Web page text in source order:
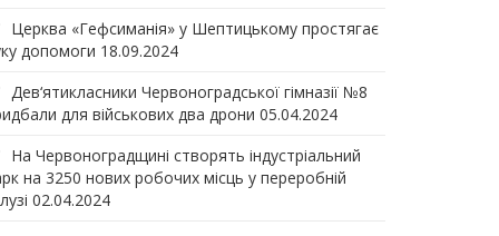
Церква «Гефсиманія» у Шептицькому простягає
допомоги 18.09.2024
Дев‘ятикласники Червоноградської гімназії №8
для військових два дрони 05.04.2024
На Червоноградщині створять індустріальний
на 3250 нових робочих місць у переробній
02.04.2024